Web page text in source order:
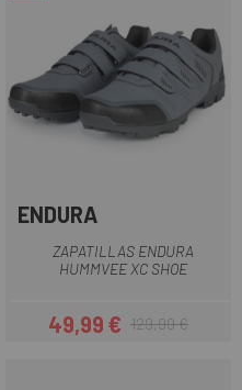
ENDURA
ZAPATILLAS ENDURA
HUMMVEE XC SHOE
Precio
49,99 €Precio regular
129,99 €